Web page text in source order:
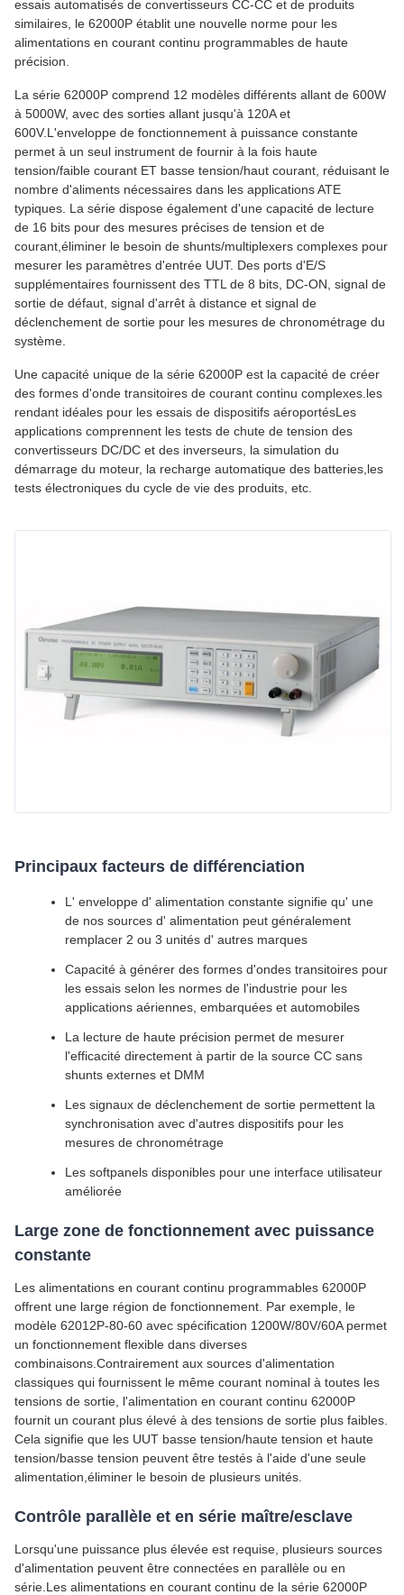
essais automatisés de convertisseurs CC-CC et de produits
similaires, le 62000P établit une nouvelle norme pour les
alimentations en courant continu programmables de haute
précision.
La série 62000P comprend 12 modèles différents allant de 600W
à 5000W, avec des sorties allant jusqu'à 120A et
600V.L'enveloppe de fonctionnement à puissance constante
permet à un seul instrument de fournir à la fois haute
tension/faible courant ET basse tension/haut courant, réduisant le
nombre d'aliments nécessaires dans les applications ATE
typiques. La série dispose également d'une capacité de lecture
de 16 bits pour des mesures précises de tension et de
courant,éliminer le besoin de shunts/multiplexers complexes pour
mesurer les paramètres d'entrée UUT. Des ports d'E/S
supplémentaires fournissent des TTL de 8 bits, DC-ON, signal de
sortie de défaut, signal d'arrêt à distance et signal de
déclenchement de sortie pour les mesures de chronométrage du
système.
Une capacité unique de la série 62000P est la capacité de créer
des formes d'onde transitoires de courant continu complexes.les
rendant idéales pour les essais de dispositifs aéroportésLes
applications comprennent les tests de chute de tension des
convertisseurs DC/DC et des inverseurs, la simulation du
démarrage du moteur, la recharge automatique des batteries,les
tests électroniques du cycle de vie des produits, etc.
Principaux facteurs de différenciation
L' enveloppe d' alimentation constante signifie qu' une
de nos sources d' alimentation peut généralement
remplacer 2 ou 3 unités d' autres marques
Capacité à générer des formes d'ondes transitoires pour
les essais selon les normes de l'industrie pour les
applications aériennes, embarquées et automobiles
La lecture de haute précision permet de mesurer
l'efficacité directement à partir de la source CC sans
shunts externes et DMM
Les signaux de déclenchement de sortie permettent la
synchronisation avec d'autres dispositifs pour les
mesures de chronométrage
Les softpanels disponibles pour une interface utilisateur
améliorée
Large zone de fonctionnement avec puissance
constante
Les alimentations en courant continu programmables 62000P
offrent une large région de fonctionnement. Par exemple, le
modèle 62012P-80-60 avec spécification 1200W/80V/60A permet
un fonctionnement flexible dans diverses
combinaisons.Contrairement aux sources d'alimentation
classiques qui fournissent le même courant nominal à toutes les
tensions de sortie, l'alimentation en courant continu 62000P
fournit un courant plus élevé à des tensions de sortie plus faibles.
Cela signifie que les UUT basse tension/haute tension et haute
tension/basse tension peuvent être testés à l'aide d'une seule
alimentation,éliminer le besoin de plusieurs unités.
Contrôle parallèle et en série maître/esclave
Lorsqu'une puissance plus élevée est requise, plusieurs sources
d'alimentation peuvent être connectées en parallèle ou en
série.Les alimentations en courant continu de la série 62000P